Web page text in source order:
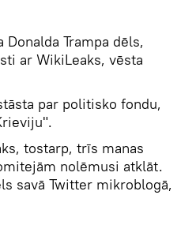
Donalda Trampa dēls,
ar WikiLeaks, vēsta
par politisko fondu,
tostarp, trīs manas
nolēmusi atklāt.
savā Twitter mikroblogā,